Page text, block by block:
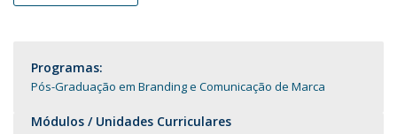
Programas:
Pós-Graduação em Branding e Comunicação de Marca
Módulos / Unidades Curriculares